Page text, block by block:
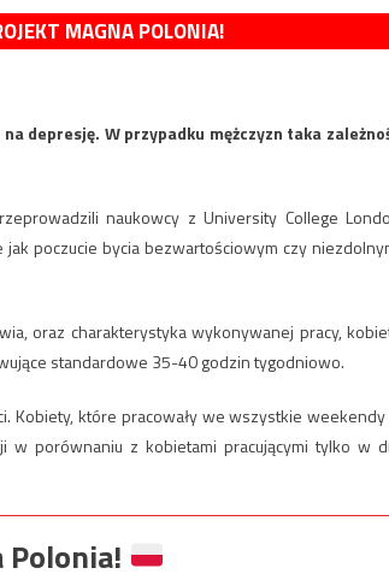
MAGNA POLONIA!
depresję. W przypadku mężczyzn taka
naukowcy z University College
poczucie bycia bezwartościowym czy
oraz charakterystyka wykonywanej pracy,
standardowe 35-40 godzin tygodniowo.
Kobiety, które pracowały we wszystkie
porównaniu z kobietami pracującymi tylko w
Polonia!